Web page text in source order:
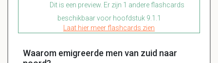
Dit is een preview. Er zijn 1 andere flashcards
beschikbaar voor hoofdstuk 9.1.1
Laat hier meer flashcards zien
Waarom emigreerde men van zuid naar